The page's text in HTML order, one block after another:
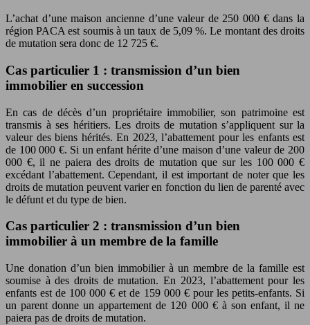
L’achat d’une maison ancienne d’une valeur de 250 000 € dans la
région PACA est soumis à un taux de 5,09 %. Le montant des droits
de mutation sera donc de 12 725 €.
Cas particulier 1 : transmission d’un bien
immobilier en succession
En cas de décès d’un propriétaire immobilier, son patrimoine est
transmis à ses héritiers. Les droits de mutation s’appliquent sur la
valeur des biens hérités. En 2023, l’abattement pour les enfants est
de 100 000 €. Si un enfant hérite d’une maison d’une valeur de 200
000 €, il ne paiera des droits de mutation que sur les 100 000 €
excédant l’abattement. Cependant, il est important de noter que les
droits de mutation peuvent varier en fonction du lien de parenté avec
le défunt et du type de bien.
Cas particulier 2 : transmission d’un bien
immobilier à un membre de la famille
Une donation d’un bien immobilier à un membre de la famille est
soumise à des droits de mutation. En 2023, l’abattement pour les
enfants est de 100 000 € et de 159 000 € pour les petits-enfants. Si
un parent donne un appartement de 120 000 € à son enfant, il ne
paiera pas de droits de mutation.